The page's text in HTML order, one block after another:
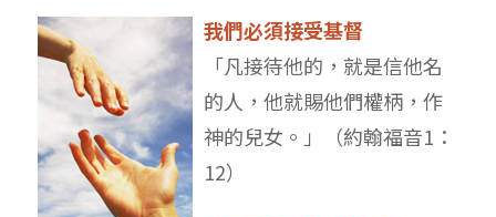
我們必須接受基督
「凡接待他的，就是信他名
的人，他就賜他們權柄，作
神的兒女。」（約翰福音1：
12）